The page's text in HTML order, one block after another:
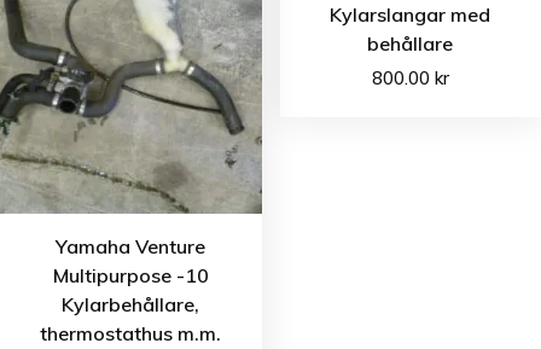
Yamaha Venture
Multipurpose -10
Kylarbehållare,
thermostathus m.m.
Kylarslangar med
behållare
800.00 kr